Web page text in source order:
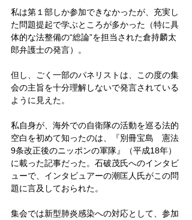
私は第１部しか参加できなかったが、充実し
た問題提起で学ぶところが多かった（特に具
体的な法整備の“総論”を担当された倉持麟太
郎弁護士の発言）。
但し、ごく一部のパネリストは、この度の集
会の主旨を十分理解しないで発言されている
ように見えた。
私自身が、海外での自衛隊の活動を巡る法的
空白を初めて知ったのは、『別冊宝島　憲法
9条改正後のニッポンの軍隊』（平成18年）
に載った記事だった。石破茂氏へのインタビ
ューで、インタビュアーの潮匡人氏がこの問
題に言及しておられた。
集会では新型肺炎感染への対応として、参加